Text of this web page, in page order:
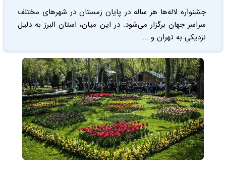
جشنواره لاله‌ها هر ساله در پایان زمستان در شهرهای مختلف
سراسر جهان برگزار می‌شود. در این میان، استان البرز به دلیل
نزدیکی به تهران و ...